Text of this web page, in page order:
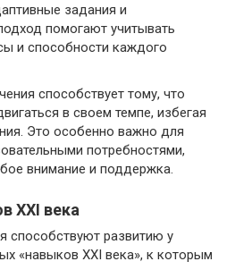
задания и
помогают учитывать
и способности каждого
способствует тому, что
в своем темпе, избегая
Это особенно важно для
потребностями,
внимание и поддержка.
XXI века
способствуют развитию у
«навыков XXI века», к которым